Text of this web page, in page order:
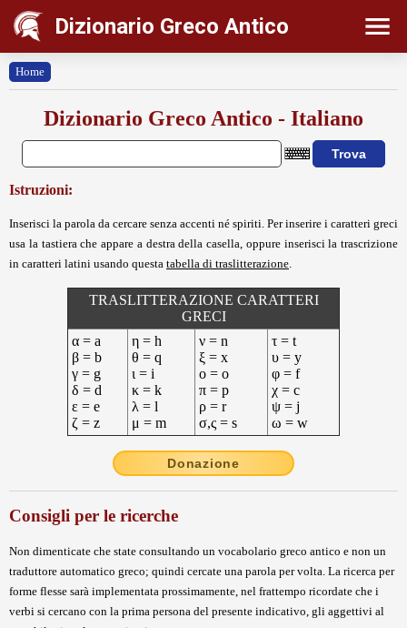
Dizionario Greco Antico
Home
Dizionario Greco Antico - Italiano
Istruzioni:
Inserisci la parola da cercare senza accenti né spiriti. Per inserire i caratteri greci
usa la tastiera che appare a destra della casella, oppure inserisci la trascrizione
in caratteri latini usando questa tabella di traslitterazione
TRASLITTERAZIONE CARATTERI
GRECI
α = a
β = b
γ = g
δ = d
ε = e
ζ = z
η = h
θ = q
ι = i
κ = k
λ = l
μ = m
ν = n
ξ = x
ο = o
π = p
ρ = r
σ,ς = s
τ = t
υ = y
φ = f
χ = c
ψ = j
ω = w
Donazione
Consigli per le ricerche
Non dimenticate che state consultando un vocabolario greco antico e non un
traduttore automatico greco; quindi cercate una parola per volta. La ricerca per
forme flesse sarà implementata prossimamente, nel frattempo ricordate che i
verbi si cercano con la prima persona del presente indicativo, gli aggettivi al